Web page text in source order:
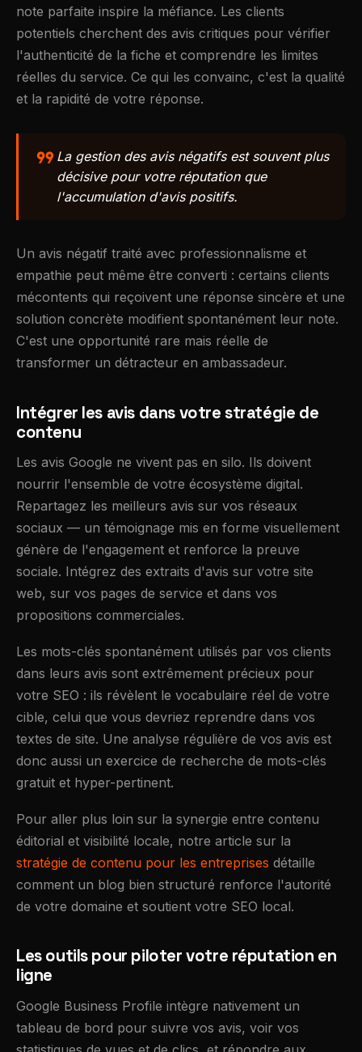
note parfaite inspire la méfiance. Les clients
potentiels cherchent des avis critiques pour vérifier
l'authenticité de la fiche et comprendre les limites
réelles du service. Ce qui les convainc, c'est la qualité
et la rapidité de votre réponse.
format_quote La gestion des avis négatifs est souvent plus
décisive pour votre réputation que
l'accumulation d'avis positifs.
Un avis négatif traité avec professionnalisme et
empathie peut même être converti : certains clients
mécontents qui reçoivent une réponse sincère et une
solution concrète modifient spontanément leur note.
C'est une opportunité rare mais réelle de
transformer un détracteur en ambassadeur.
Intégrer les avis dans votre stratégie de
contenu
Les avis Google ne vivent pas en silo. Ils doivent
nourrir l'ensemble de votre écosystème digital.
Repartagez les meilleurs avis sur vos réseaux
sociaux — un témoignage mis en forme visuellement
génère de l'engagement et renforce la preuve
sociale. Intégrez des extraits d'avis sur votre site
web, sur vos pages de service et dans vos
propositions commerciales.
Les mots-clés spontanément utilisés par vos clients
dans leurs avis sont extrêmement précieux pour
votre SEO : ils révèlent le vocabulaire réel de votre
cible, celui que vous devriez reprendre dans vos
textes de site. Une analyse régulière de vos avis est
donc aussi un exercice de recherche de mots-clés
gratuit et hyper-pertinent.
Pour aller plus loin sur la synergie entre contenu
éditorial et visibilité locale, notre article sur la
stratégie de contenu pour les entreprises détaille
comment un blog bien structuré renforce l'autorité
de votre domaine et soutient votre SEO local.
Les outils pour piloter votre réputation en
ligne
Google Business Profile intègre nativement un
tableau de bord pour suivre vos avis, voir vos